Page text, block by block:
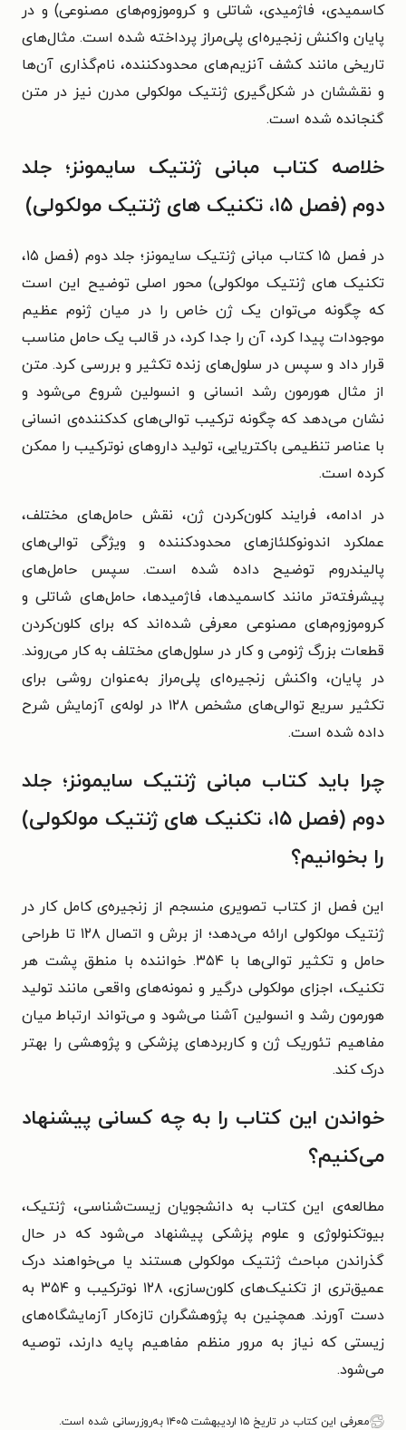
کاسمیدی، فاژمیدی، شاتلی و کروموزوم‌های مصنوعی) و در
پایان واکنش زنجیره‌ای پلی‌مراز پرداخته شده است. مثال‌های
تاریخی مانند کشف آنزیم‌های محدودکننده، نام‌گذاری آن‌ها
و نقششان در شکل‌گیری ژنتیک مولکولی مدرن نیز در متن
گنجانده شده است.
خلاصه کتاب مبانی ژنتیک سایمونز؛ جلد
دوم (فصل ۱۵، تکنیک های ژنتیک مولکولی)
در فصل ۱۵ کتاب مبانی ژنتیک سایمونز؛ جلد دوم (فصل ۱۵،
تکنیک های ژنتیک مولکولی) محور اصلی توضیح این است
که چگونه می‌توان یک ژن خاص را در میان ژنوم عظیم
موجودات پیدا کرد، آن را جدا کرد، در قالب یک حامل مناسب
قرار داد و سپس در سلول‌های زنده تکثیر و بررسی کرد. متن
از مثال هورمون رشد انسانی و انسولین شروع می‌شود و
نشان می‌دهد که چگونه ترکیب توالی‌های کدکننده‌ی انسانی
با عناصر تنظیمی باکتریایی، تولید داروهای نوترکیب را ممکن
کرده است.
در ادامه، فرایند کلون‌کردن ژن، نقش حامل‌های مختلف،
عملکرد اندونوکلئازهای محدودکننده و ویژگی توالی‌های
پالیندروم توضیح داده شده است. سپس حامل‌های
پیشرفته‌تر مانند کاسمیدها، فاژمیدها، حامل‌های شاتلی و
کروموزوم‌های مصنوعی معرفی شده‌اند که برای کلون‌کردن
قطعات بزرگ ژنومی و کار در سلول‌های مختلف به‌ کار می‌روند.
در پایان، واکنش زنجیره‌ای پلی‌مراز به‌عنوان روشی برای
تکثیر سریع توالی‌های مشخص ۱۲۸ در لوله‌ی آزمایش شرح
داده شده است.
چرا باید کتاب مبانی ژنتیک سایمونز؛ جلد
دوم (فصل ۱۵، تکنیک های ژنتیک مولکولی)
را بخوانیم؟
این فصل از کتاب تصویری منسجم از زنجیره‌ی کامل کار در
ژنتیک مولکولی ارائه می‌دهد؛ از برش و اتصال ۱۲۸ تا طراحی
حامل و تکثیر توالی‌ها با ۳۵۴. خواننده با منطق پشت هر
تکنیک، اجزای مولکولی درگیر و نمونه‌های واقعی مانند تولید
هورمون رشد و انسولین آشنا می‌شود و می‌تواند ارتباط میان
مفاهیم تئوریک ژن و کاربردهای پزشکی و پژوهشی را بهتر
درک کند.
خواندن این کتاب را به چه کسانی پیشنهاد
می‌کنیم؟
مطالعه‌ی این کتاب به دانشجویان زیست‌شناسی، ژنتیک،
بیوتکنولوژی و علوم پزشکی پیشنهاد می‌شود که در حال
گذراندن مباحث ژنتیک مولکولی هستند یا می‌خواهند درک
عمیق‌تری از تکنیک‌های کلون‌سازی، ۱۲۸ نوترکیب و ۳۵۴ به‌
دست آورند. همچنین به پژوهشگران تازه‌کار آزمایشگاه‌های
زیستی که نیاز به مرور منظم مفاهیم پایه دارند، توصیه
می‌شود.
معرفی این کتاب در تاریخ ۱۵ اردیبهشت ۱۴۰۵ به‌روزرسانی شده است.